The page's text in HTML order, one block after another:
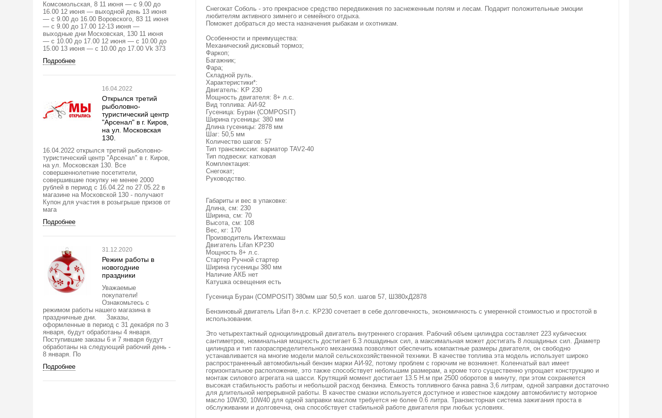
Комсомольская, 8 11 июня — с 9.00 до
16.00 12 июня — выходной день 13 июня
— с 9.00 до 16.00 Воровского, 83 11 июня
— с 9.00 до 17.00 12-13 июня —
выходные дни Московская, 130 11 июня
— с 10.00 до 17.00 12 июня — с 10.00 до
15.00 13 июня — с 10.00 до 17.00 Vk 373
Подробнее
16.04.2022
Открылся третий
рыболовно-
туристический центр
"Арсенал" в г. Киров,
на ул. Московская
130.
16.04.2022 открылся третий рыболовно-
туристический центр "Арсенал" в г. Киров,
на ул. Московская 130. Все
совершеннолетние посетители,
совершившие покупку не менее 2000
рублей в период с 16.04.22 по 27.05.22 в
магазине на Московской 130 - получают
Купон для участия в розыгрыше призов от
мага
Подробнее
31.12.2020
Режим работы в
новогодние
праздники
Уважаемые
покупатели!
Ознакомьтесь с
режимом работы нашего магазина в
праздничные дни. Заказы,
оформленные в период с 31 декабря по 3
января, будут обработаны 4 января.
Поступившие заказы 6 и 7 января будут
обработаны на следующий рабочий день -
8 января. По
Подробнее
Снегокат Соболь - это прекрасное средство передвижения по заснеженным полям и лесам. Подарит положительные эмоции
любителям активного зимнего и семейного отдыха.
Поможет добраться до места назначения рыбакам и охотникам.
Особенности и преимущества:
Механический дисковый тормоз;
Фаркоп;
Багажник;
Фара;
Складной руль.
Характеристики*:
Двигатель: KP 230
Мощность двигателя: 8+ л.с.
Вид топлива: АИ-92
Гусеница: Буран (СOMPOSIT)
Ширина гусеницы: 380 мм
Длина гусеницы: 2878 мм
Шаг: 50,5 мм
Количество шагов: 57
Тип трансмиссии: вариатор TAV2-40
Тип подвески: катковая
Комплектация:
Снегокат;
Руководство.
Габариты и вес в упаковке:
Длина, см: 230
Ширина, см: 70
Высота, см: 108
Вес, кг: 170
Производитель Ижтехмаш
Двигатель Lifan KP230
Мощность 8+ л.с.
Стартер Ручной стартер
Ширина гусеницы 380 мм
Наличие АКБ нет
Катушка освещения есть
Гусеница Буран (СOMPOSIT) 380мм шаг 50,5 кол. шагов 57, Ш380хД2878
Бензиновый двигатель Lifan 8+л.с. KP230 сочетает в себе долговечность, экономичность с умеренной стоимостью и простотой в
использовании.
Это четырехтактный одноцилиндровый двигатель внутреннего сгорания. Рабочий объем цилиндра составляет 223 кубических
сантиметров, номинальная мощность достигает 6.3 лошадиных сил, а максимальная может достигать 8 лошадиных сил. Диаметр
цилиндра и тип газораспределительного механизма позволяют обеспечить компактные размеры двигателя, он свободно
устанавливается на многие модели малой сельскохозяйственной техники. В качестве топлива эта модель использует широко
распространенный автомобильный бензин марки АИ-92, потому проблем с горючим не возникнет. Коленчатый вал имеет
горизонтальное расположение, это также способствует небольшим размерам, а кроме того существенно упрощает конструкцию и
монтаж силового агрегата на шасси. Крутящий момент достигает 13.5 Н.м при 2500 оборотов в минуту, при этом сохраняется
высокая стабильность работы и небольшой расход бензина. Емкость топливного бачка равна 3,6 литрам, одной заправки достаточно
для длительной непрерывной работы. В качестве смазки используется доступное и известное каждому автомобилисту моторное
масло 10W30, 10W40 для одной заправки маслом требуется не более 0.6 литра. Транзисторная система зажигания проста в
обслуживании и долговечна, она способствует стабильной работе двигателя при любых условиях.